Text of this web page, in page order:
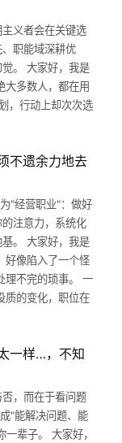
义者会在关键选
职能域深耕优
。 大家好，我是
大多数人，都在用
，行动上却次次选
不遗余力地去
"经营职业"：做好
注意力，系统化
。 大家好，我是
好像陷入了一个怪
理不完的琐事。 一
质的变化，职位在
一样…，不知
，而在于看问题
"能解决问题、能
辈子。 大家好，